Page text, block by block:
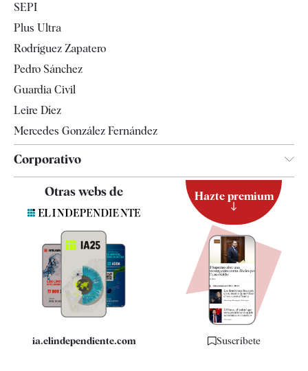
Televisión
SEPI
Plus Ultra
Rodríguez Zapatero
Pedro Sánchez
Guardia Civil
Leire Díez
Mercedes González Fernández
Corporativo
Contacto
Quiénes somos
Especificaciones
Otras webs de
ia.elindependiente.com
Hazte premium
Suscríbete